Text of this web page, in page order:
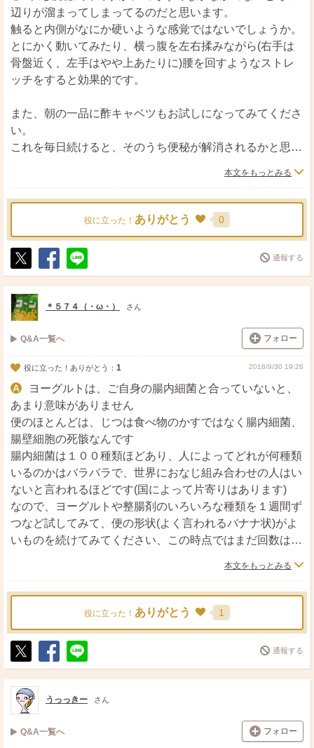
辺りが溜まってしまってるのだと思います。
触ると内側がなにか硬いような感覚ではないでしょうか。
とにかく動いてみたり、横っ腹を左右揉みながら(右手は
骨盤近く、左手はやや上あたりに)腰を回すようなストレ
ッチをすると効果的です。
また、朝の一品に酢キャベツもお試しになってみてくださ
い。
これを毎日続けると、そのうち便秘が解消されるかと思い
本文をもっとみる
役に立った！ ありがとう 0
ポ
ス
ト
シ
ェ
送
る
通報する
＊５７４（・ω・） さん
Q&A一覧へ フォロー
役に立った！ありがとう： 1 2018/9/30 19:26
ヨーグルトは、ご自身の腸内細菌と合っていないと、
あまり意味がありません
便のほとんどは、じつは食べ物のかすではなく腸内細菌、
腸壁細胞の死骸なんです
腸内細菌は１００種類ほどあり、人によってどれが何種類
いるのかはバラバラで、世界におなじ組み合わせの人はい
ないと言われるほどです(国によって片寄りはあります)
なので、ヨーグルトや整腸剤のいろいろな種類を１週間ず
つなど試してみて、便の形状(よく言われるバナナ状)がよ
いものを続けてみてください、この時点ではまだ回数は気
腹痛ですが、大腸がんや膀胱などの重篤な病気のサインか
もしれません(悪い部分があり便秘で押されて痛むなど)の
で、痛みがあるなら病院でみてもらって安心したほうがい
いですよ！
本文をもっとみる
役に立った！ ありがとう 1
ポ
ス
ト
シ
ェ
送
る
通報する
うっっきー さん
Q&A一覧へ フォロー